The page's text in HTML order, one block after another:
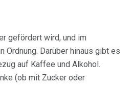
gefördert wird, und im
Ordnung. Darüber hinaus gibt es
auf Kaffee und Alkohol.
(ob mit Zucker oder